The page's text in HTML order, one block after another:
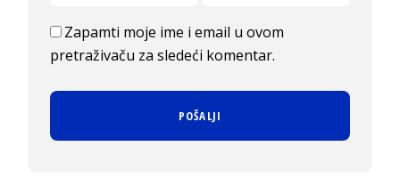
Zapamti moje ime i email u ovom
pretraživaču za sledeći komentar.